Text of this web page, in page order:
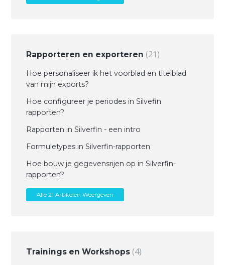
Rapporteren en exporteren 21
Hoe personaliseer ik het voorblad en titelblad
van mijn exports?
Hoe configureer je periodes in Silvefin
rapporten?
Rapporten in Silverfin - een intro
Formuletypes in Silverfin-rapporten
Hoe bouw je gegevensrijen op in Silverfin-
rapporten?
Alle 21 Artikelen Weergeven
Trainings en Workshops 4